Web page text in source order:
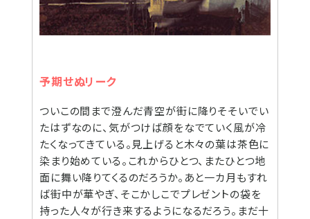
予期せぬリーク
ついこの間まで澄んだ青空が街に降りそそいでい
たはずなのに、気がつけば顔をなでていく風が冷
たくなってきている。見上げると木々の葉は茶色に
染まり始めている。これからひとつ、またひとつ地
面に舞い降りてくるのだろうか。あと一カ月もすれ
ば街中が華やぎ、そこかしこでプレゼントの袋を
持った人々が行き来するようになるだろう。まだ十